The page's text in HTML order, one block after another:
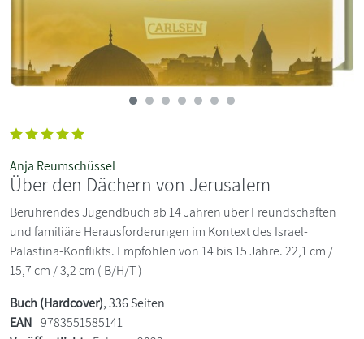
Anja Reumschüssel
Über den Dächern von Jerusalem
Berührendes Jugendbuch ab 14 Jahren über Freundschaften
und familiäre Herausforderungen im Kontext des Israel-
Palästina-Konflikts. Empfohlen von 14 bis 15 Jahre. 22,1 cm /
15,7 cm / 3,2 cm ( B/H/T )
Buch (Hardcover), 336 Seiten
EAN 9783551585141